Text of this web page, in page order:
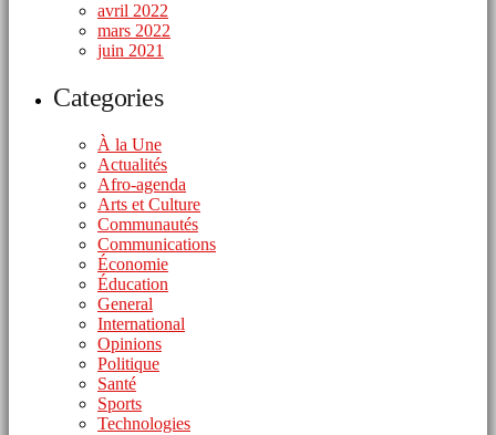
avril 2022
mars 2022
juin 2021
Categories
À la Une
Actualités
Afro-agenda
Arts et Culture
Communautés
Communications
Économie
Éducation
General
International
Opinions
Politique
Santé
Sports
Technologies